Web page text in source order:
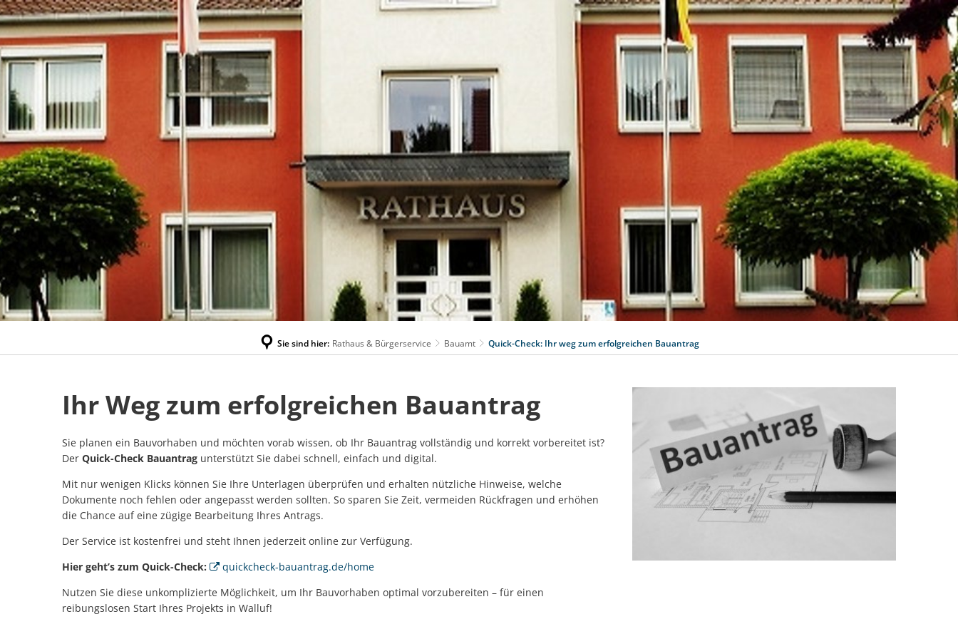
Impressum Datenschutz Barrierefreiheit
RATHAUS & BÜRGERSERVICE LEBEN IN WALLUF TOURISMUS WIRTSCHAFTSFÖRDERUNG
Sie sind hier: Rathaus & Bürgerservice Bauamt Quick-Check: Ihr weg zum erfolgreichen Bauantrag
Quick-
Check:
erfolgreichen
Bauantrag
Ihr Weg zum erfolgreichen Bauantrag
Sie planen ein Bauvorhaben und möchten vorab wissen, ob Ihr Bauantrag vollständig und korrekt vorbereitet ist?
Der Quick-Check Bauantrag unterstützt Sie dabei schnell, einfach und digital.
Mit nur wenigen Klicks können Sie Ihre Unterlagen überprüfen und erhalten nützliche Hinweise, welche
Dokumente noch fehlen oder angepasst werden sollten. So sparen Sie Zeit, vermeiden Rückfragen und erhöhen
die Chance auf eine zügige Bearbeitung Ihres Antrags.
Der Service ist kostenfrei und steht Ihnen jederzeit online zur Verfügung.
Hier geht’s zum Quick-Check:
quickcheck-bauantrag.de/home
Nutzen Sie diese unkomplizierte Möglichkeit, um Ihr Bauvorhaben optimal vorzubereiten – für einen
reibungslosen Start Ihres Projekts in Walluf!